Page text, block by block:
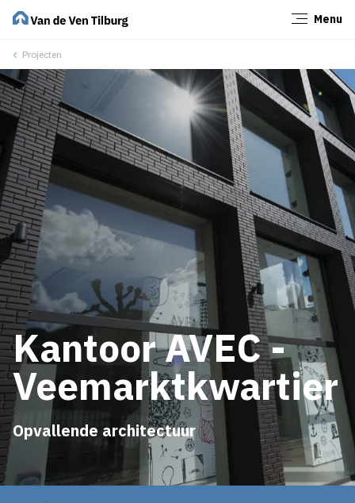
Menu
Projecten
Kantoor AVEC -
Veemarktkwartier
Opvallende architectuur
Sluiten